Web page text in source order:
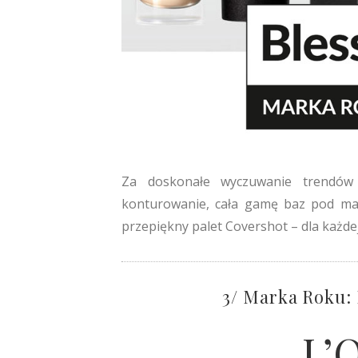
Za doskonałe wyczuwanie
konturowanie, cała gamę baz pod
przepiękny palet Covershot – dla
3/ Marka